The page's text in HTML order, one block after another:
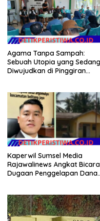
Agama Tanpa Sampah:
Sebuah Utopia yang Sedang
Diwujudkan di Pinggiran
Kaperwil Sumsel Media
Rajawalinews Angkat Bicara
Dugaan Penggelapan Dana
Hilang 3 Bulan Bawa
Anggaran Pembangunan